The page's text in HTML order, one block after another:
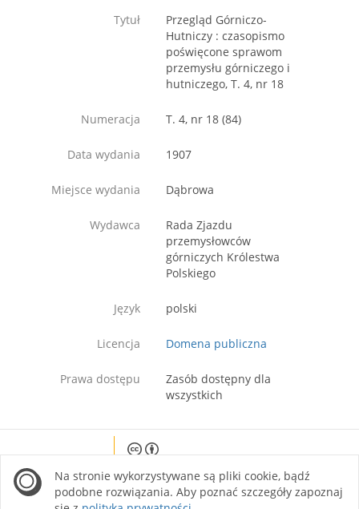
Tytuł
Przegląd Górniczo-
Hutniczy : czasopismo
poświęcone sprawom
przemysłu górniczego i
hutniczego, T. 4, nr 18
Numeracja T. 4, nr 18 (84)
Data wydania 1907
Miejsce wydania Dąbrowa
Wydawca
Rada Zjazdu
przemysłowców
górniczych Królestwa
Polskiego
Język polski
Licencja Domena publiczna
Prawa dostępu
Zasób dostępny dla
wszystkich
site is licensed under a Creative Commons
Attribution 4.0 International license.
Na stronie wykorzystywane są pliki cookie, bądź
podobne rozwiązania. Aby poznać szczegóły zapoznaj